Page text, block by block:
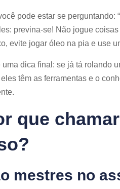
pode estar se perguntando:
previna-se! Não jogue
evite jogar óleo na pia e use
uma dica final: se já tá rolando
têm as ferramentas e o
que
mestres no